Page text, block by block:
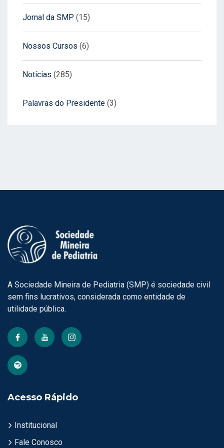
Jornal da SMP (15)
Nossos Cursos (6)
Notícias (285)
Palavras do Presidente (3)
A Sociedade Mineira de Pediatria (SMP) é sociedade civil
sem fins lucrativos, considerada como entidade de
utilidade pública.
Acesso Rápido
Institucional
Fale Conosco